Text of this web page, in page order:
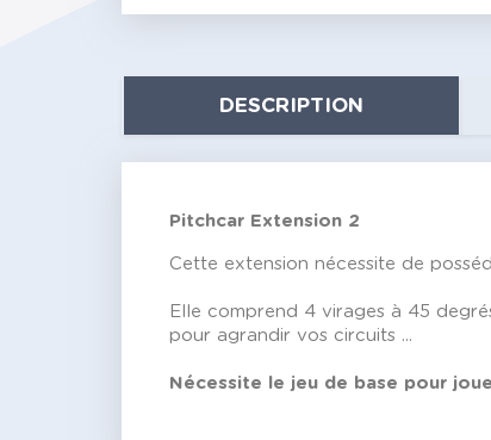
DESCRIPTION
Pitchcar Extension 2
Cette extension nécessite de
Elle comprend 4 virages à 45
pour agrandir vos circuits ...
Nécessite le jeu de base pour